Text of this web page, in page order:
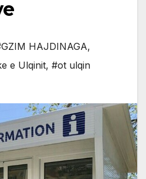
HAJDINAGA,
e Ulqinit, #ot ulqin